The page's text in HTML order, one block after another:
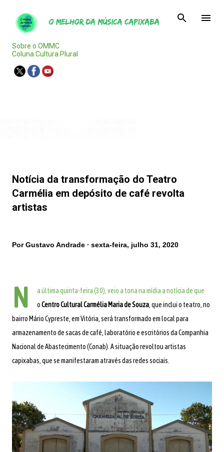
Sobre o OMMC
Coluna Cultura Plural
Notícia da transformação do Teatro
Carmélia em depósito de café revolta
artistas
PorGustavo Andrade sexta-feira, julho 31, 2020
N
a última quinta-feira (30), veio a tona na mídia a notícia de que
oCentro Cultural Carmélia Maria de Souza, que inclui o teatro, no
bairro Mário Cypreste, em Vitória, será transformado em local para
armazenamento de sacas de café, laboratório e escritórios da Companhia
Nacional de Abastecimento (Conab). A situação revoltou artistas
capixabas, que se manifestaram através das redes sociais.